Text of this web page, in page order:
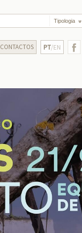
Tipologia
CONTACTOS PT/EN